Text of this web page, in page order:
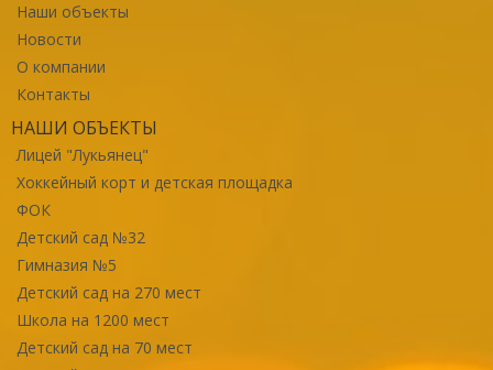
Наши объекты
Новости
О компании
Контакты
НАШИ ОБЪЕКТЫ
Лицей "Лукьянец"
Хоккейный корт и детская площадка
ФОК
Детский сад №32
Гимназия №5
Детский сад на 270 мест
Школа на 1200 мест
Детский сад на 70 мест